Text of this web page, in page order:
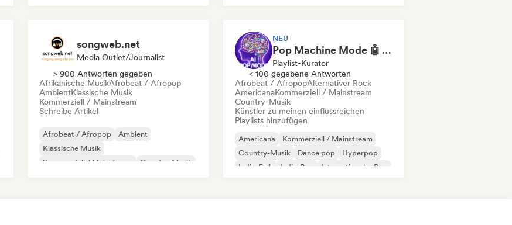
songweb.net
Media Outlet/Journalist
> 900 Antworten gegeben
Afrikanische MusikAfrobeat / Afropop
AmbientKlassische Musik
Kommerziell / Mainstream
Schreibe Artikel
Afrobeat / Afropop
Ambient
Klassische Musik
Kommerziell / Mainstream
Country-Musik
NEU
Pop Machine Mode 🤖 AI Music, Indie Pop & Dream Pop
Playlist-Kurator
< 100 gegebene Antworten
Afrobeat / AfropopAlternativer Rock
AmericanaKommerziell / Mainstream
Country-Musik
Künstler zu meinen einflussreichen
Playlists hinzufügen
Americana
Kommerziell / Mainstream
Country-Musik
Dance pop
Hyperpop
Indie-Folk
Indie-Pop Internationaler Pop